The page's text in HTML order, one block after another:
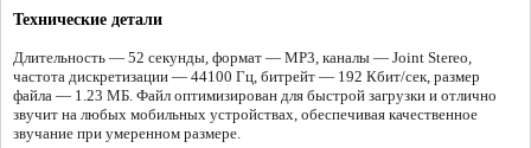
Технические детали
Длительность — 52 секунды, формат — MP3, каналы — Joint Stereo,
частота дискретизации — 44100 Гц, битрейт — 192 Кбит/сек, размер
файла — 1.23 МБ. Файл оптимизирован для быстрой загрузки и отлично
звучит на любых мобильных устройствах, обеспечивая качественное
звучание при умеренном размере.